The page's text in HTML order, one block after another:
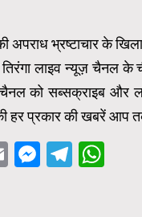
भ्रष्टाचार के
तिरंगा लाइव न्यूज़ चैनल के
चैनल को सब्सक्राइब और
हर प्रकार की खबरें आप
Email